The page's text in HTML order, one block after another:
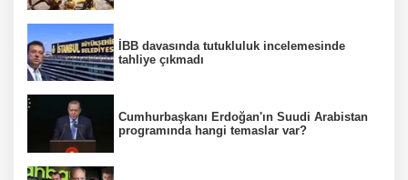
İBB davasında tutukluluk incelemesinde
tahliye çıkmadı
Cumhurbaşkanı Erdoğan'ın Suudi Arabistan
programında hangi temaslar var?